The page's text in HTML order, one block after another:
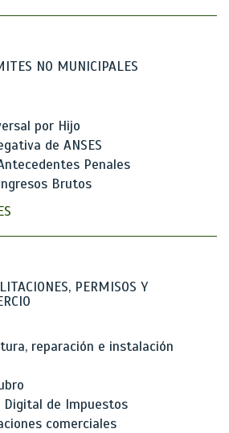
NO MUNICIPALES
por Hijo
de ANSES
Penales
Brutos
PERMISOS Y
reparación e instalación
de Impuestos
comerciales